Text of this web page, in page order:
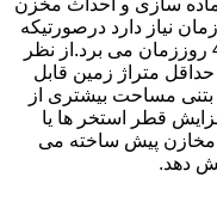
سازی و احداث مخزن
شرایط حداقل به 25 روز زمان نیاز دارد درصورتیکه
اجرای کامل مخزن پیش ساخته حداکثر 4 روززمان می برد.از نظر
متراژ زمین قابل
بتنی مساحت بیشتری از
قطر استخر ها یا
مخازن پیش ساخته می
دهد.